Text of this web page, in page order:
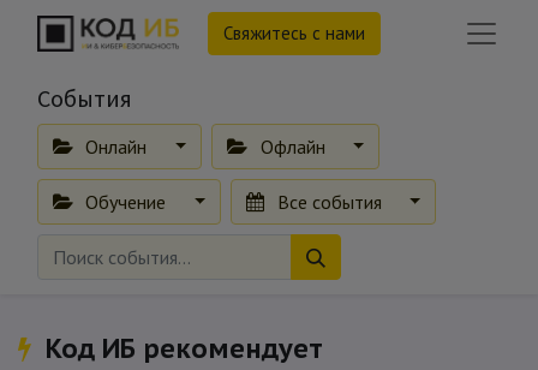
Свяжитесь с нами
События
Онлайн Офлайн
Обучение Все события
Код ИБ рекомендует